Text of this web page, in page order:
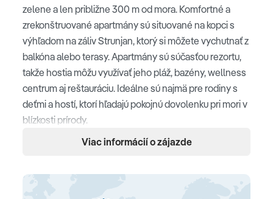
zelene a len približne 300 m od mora. Komfortné a
zrekonštruované apartmány sú situované na kopci s
výhľadom na záliv Strunjan, ktorý si môžete vychutnať z
balkóna alebo terasy. Apartmány sú súčasťou rezortu,
takže hostia môžu využívať jeho pláž, bazény, wellness
centrum aj reštauráciu. Ideálne sú najmä pre rodiny s
deťmi a hostí, ktorí hľadajú pokojnú dovolenku pri mori v
blízkosti prírody.
Salinera Resort Strunjan • hotel sa nachádza cca 300
Viac informácií o zájazde